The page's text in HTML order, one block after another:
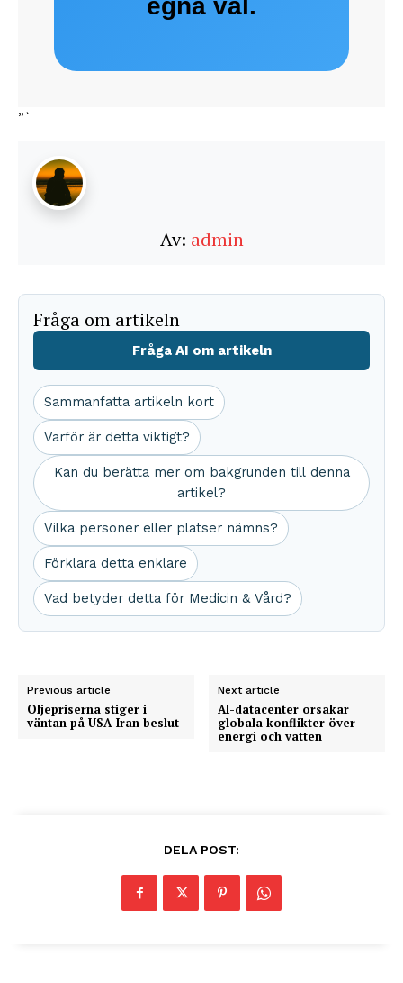
egna val.
”`
Av: admin
Fråga om artikeln
Fråga AI om artikeln
Sammanfatta artikeln kort
Varför är detta viktigt?
Kan du berätta mer om bakgrunden till denna
artikel?
Vilka personer eller platser nämns?
Förklara detta enklare
Vad betyder detta för Medicin & Vård?
Previous article
Oljepriserna stiger i
väntan på USA-Iran beslut
Next article
AI-datacenter orsakar
globala konflikter över
energi och vatten
DELA POST: